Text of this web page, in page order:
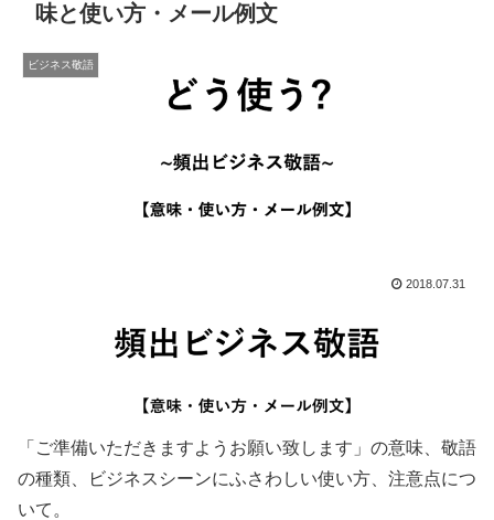
味と使い方・メール例文
ビジネス敬語
2018.07.31
「ご準備いただきますようお願い致します」の意味、敬語
の種類、ビジネスシーンにふさわしい使い方、注意点につ
いて。